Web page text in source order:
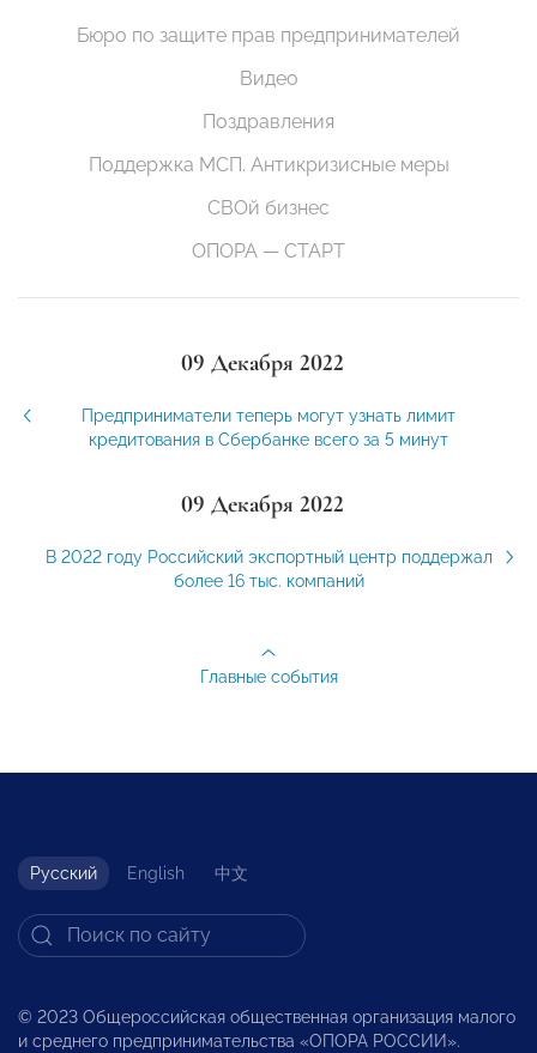
Бюро по защите прав предпринимателей
Видео
Поздравления
Поддержка МСП. Антикризисные меры
СВОй бизнес
ОПОРА — СТАРТ
09 Декабря 2022
Предприниматели теперь могут узнать лимит
кредитования в Сбербанке всего за 5 минут
09 Декабря 2022
В 2022 году Российский экспортный центр поддержал
более 16 тыс. компаний
Главные события
Русский English 中文
© 2023 Общероссийская общественная организация малого
и среднего предпринимательства «ОПОРА РОССИИ».